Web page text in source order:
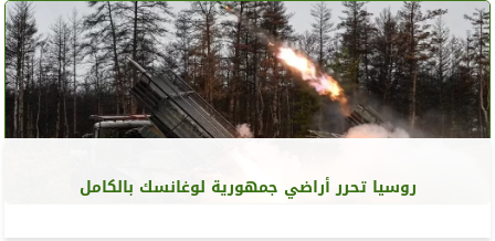
روسيا تحرر أراضي جمهورية لوغانسك بالكامل